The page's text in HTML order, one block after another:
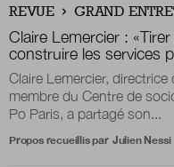
Boutique
Qui sommes-
Nous contacter
REVUE GRAND
Claire Lemercier : «
construire les services
Claire Lemercier,
membre du Centre de
Po Paris, a partagé son...
Propos recueillis par Julien Nessi